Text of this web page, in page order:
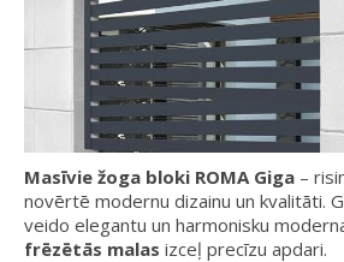
Masīvie žoga bloki ROMA Giga –
novērtē modernu dizainu un kvalitāti.
veido elegantu un harmonisku
frēzētās malas izceļ precīzu apdari.